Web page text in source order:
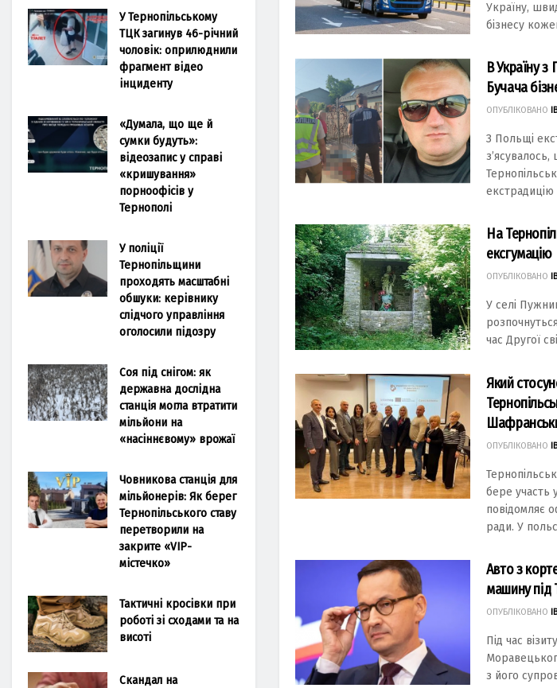
Україну,
бізнесу
В Україну
Бучача
ОПУБЛІКОВАНО
З Польщі
екстрадицію
На
ексгумацію
ОПУБЛІКОВАНО
У селі
час Другої
Який
ОПУБЛІКОВАНО
бере участь
повідомляє
ради. У
Авто з
машину під
ОПУБЛІКОВАНО
Під чaс
з йoгo
У Тернопільському
ТЦК загинув 46-річний
чоловік: оприлюднили
фрагмент відео
інциденту
«Думала, що ще й
сумки будуть»:
відеозапис у справі
«кришування»
порноофісів у
Тернополі
У поліції
Тернопільщини
проходять масштабні
обшуки: керівнику
слідчого управління
оголосили підозру
Соя під снігом: як
державна дослідна
станція могла втратити
мільйони на
«насіннєвому» врожаї
Човникова станція для
мільйонерів: Як берег
Тернопільського ставу
перетворили на
закрите «VIP-
містечко»
Тактичні кросівки при
роботі зі сходами та на
висоті
Скандал на